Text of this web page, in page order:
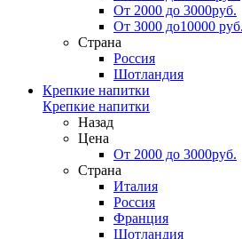
От 2000 до 3000руб.
От 3000 до10000 руб.
Страна
Россия
Шотландия
Крепкие напитки
Крепкие напитки
Назад
Цена
От 2000 до 3000руб.
Страна
Италия
Россия
Франция
Шотландия